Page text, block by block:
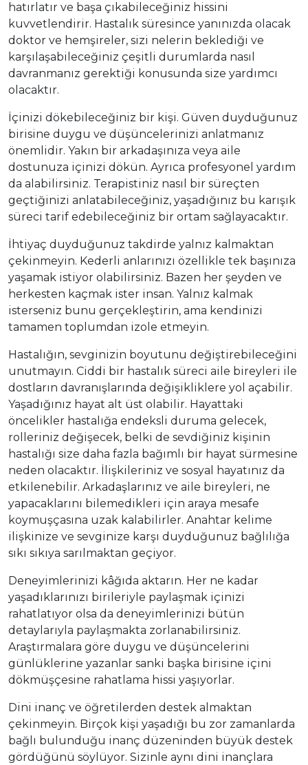
hatırlatır ve başa çıkabileceğiniz hissini
kuvvetlendirir. Hastalık süresince yanınızda olacak
doktor ve hemşireler, sizi nelerin beklediği ve
karşılaşabileceğiniz çeşitli durumlarda nasıl
davranmanız gerektiği konusunda size yardımcı
olacaktır.
İçinizi dökebileceğiniz bir kişi. Güven duyduğunuz
birisine duygu ve düşüncelerinizi anlatmanız
önemlidir. Yakın bir arkadaşınıza veya aile
dostunuza içinizi dökün. Ayrıca profesyonel yardım
da alabilirsiniz. Terapistiniz nasıl bir süreçten
geçtiğinizi anlatabileceğiniz, yaşadığınız bu karışık
süreci tarif edebileceğiniz bir ortam sağlayacaktır.
İhtiyaç duyduğunuz takdirde yalnız kalmaktan
çekinmeyin. Kederli anlarınızı özellikle tek başınıza
yaşamak istiyor olabilirsiniz. Bazen her şeyden ve
herkesten kaçmak ister insan. Yalnız kalmak
isterseniz bunu gerçekleştirin, ama kendinizi
tamamen toplumdan izole etmeyin.
Hastalığın, sevginizin boyutunu değiştirebileceğini
unutmayın. Ciddi bir hastalık süreci aile bireyleri ile
dostların davranışlarında değişikliklere yol açabilir.
Yaşadığınız hayat alt üst olabilir. Hayattaki
öncelikler hastalığa endeksli duruma gelecek,
rolleriniz değişecek, belki de sevdiğiniz kişinin
hastalığı size daha fazla bağımlı bir hayat sürmesine
neden olacaktır. İlişkileriniz ve sosyal hayatınız da
etkilenebilir. Arkadaşlarınız ve aile bireyleri, ne
yapacaklarını bilemedikleri için araya mesafe
koymuşçasına uzak kalabilirler. Anahtar kelime
ilişkinize ve sevginize karşı duyduğunuz bağlılığa
sıkı sıkıya sarılmaktan geçiyor.
Deneyimlerinizi kâğıda aktarın. Her ne kadar
yaşadıklarınızı birileriyle paylaşmak içinizi
rahatlatıyor olsa da deneyimlerinizi bütün
detaylarıyla paylaşmakta zorlanabilirsiniz.
Araştırmalara göre duygu ve düşüncelerini
günlüklerine yazanlar sanki başka birisine içini
dökmüşçesine rahatlama hissi yaşıyorlar.
Dini inanç ve öğretilerden destek almaktan
çekinmeyin. Birçok kişi yaşadığı bu zor zamanlarda
bağlı bulunduğu inanç düzeninden büyük destek
gördüğünü söylüyor. Sizinle aynı dini inançlara